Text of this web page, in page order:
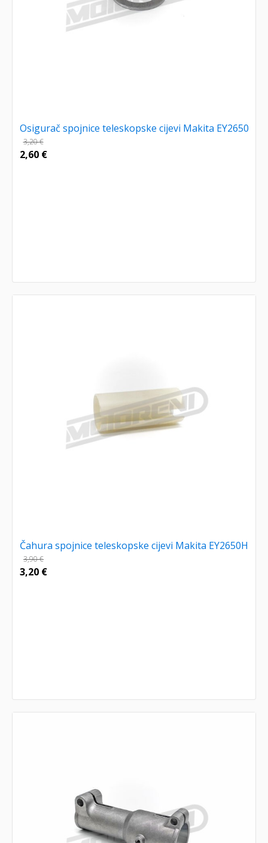
Osigurač spojnice teleskopske cijevi Makita EY2650
3,20€
2,60 €
Čahura spojnice teleskopske cijevi Makita EY2650H
3,90€
3,20 €